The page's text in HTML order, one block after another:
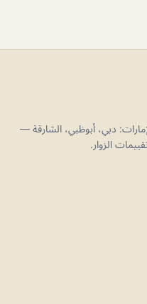
دبي، أبوظبي، الشارقة —
الزوار.